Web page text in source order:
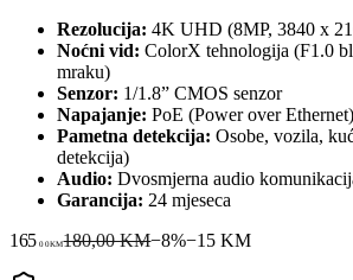
Rezolucija: 4K UHD (8MP, 3840 x
Noćni vid: ColorX tehnologija (F1.0
mraku)
Senzor: 1/1.8” CMOS senzor
Napajanje: PoE (Power over Ethernet)
Pametna detekcija: Osobe, vozila,
detekcija)
Audio: Dvosmjerna audio
Garancija: 24 mjeseca
165 00KM180,00 KM−8%−15 KM